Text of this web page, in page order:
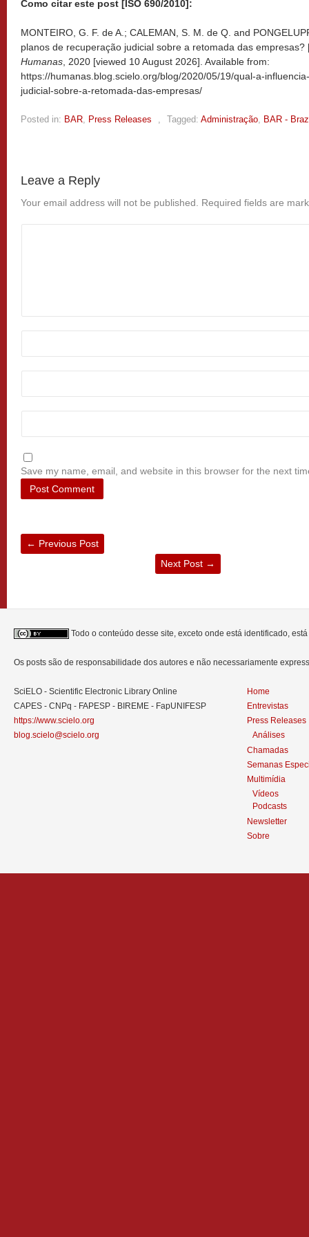
Como citar este post [ISO 690/2010]:
MONTEIRO, G. F. de A.; CALEMAN, S. M. de Q. and
planos de recuperação judicial sobre a retomada das
Humanas , 2020 [viewed 10 August 2026]. Available from:
https://humanas.blog.scielo.org/blog/2020/05/19/qual-a-
judicial-sobre-a-retomada-das-empresas/
Posted in: BAR Press Releases Tagged: Administração BAR -
Leave a Reply
Your email address will not be published. Required fields are
Save my name, email, and website in this browser for the next
← Previous Post
Next Post →
Todo o conteúdo desse site, exceto onde está identificado,
Os posts são de responsabilidade dos autores e não necessariamente
SciELO - Scientific Electronic Library Online
CAPES - CNPq - FAPESP - BIREME - FapUNIFESP
https://www.scielo.org
blog.scielo@scielo.org
Home
Entrevistas
Press Releases
Análises
Chamadas
Semanas
Multimídia
Vídeos
Podcasts
Newsletter
Sobre